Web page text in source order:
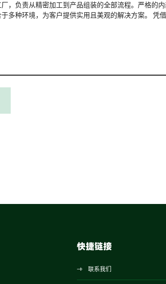
，负责从精密加工到产品组装的全部流程。严格的
多种环境，为客户提供实用且美观的解决方案。 凭
快捷链接
联系我们